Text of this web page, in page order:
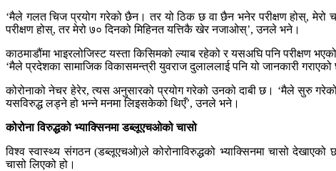
‘मैले गलत चिज प्रयोग गरेको छैन। तर यो ठिक छ वा छैन भनेर परीक्षण होस्, मेरो
परीक्षण होस्, तर मेरो ७० दिनको मिहिनत यत्तिकै खेर नजाओस्’, उनले भने।
काठमाडौंमा भाइरलोजिस्ट यस्ता किसिमको ल्याब रहेको र यसअघि पनि परीक्षण
‘मैले प्रदेशका सामाजिक विकासमन्त्री युवराज दुलाललाई पनि यो जानकारी
कोरोनाको नेचर हेरेर, त्यस अनुसारको प्रयोग गरेको उनको दाबी छ। ‘मैले सुरु
यसविरुद्ध लड्ने हो भन्ने मनमा लिइसकेको थिएँ’, उनले भने।
कोरोना विरुद्धको भ्याक्सिनमा डब्लूएचओको चासो
विश्व स्वास्थ्य संगठन (डब्लूएचओ)ले कोरोनाविरुद्धको भ्याक्सिनमा चासो देखाएको
चासो लिएको हो।